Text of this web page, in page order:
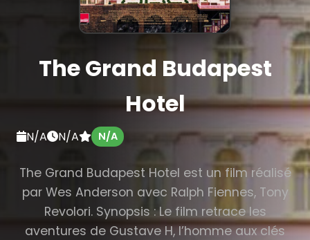
The Grand Budapest
Hotel
N/A N/A N/A
The Grand Budapest Hotel est un film réalisé
par Wes Anderson avec Ralph Fiennes, Tony
Revolori. Synopsis : Le film retrace les
aventures de Gustave H, l’homme aux clés